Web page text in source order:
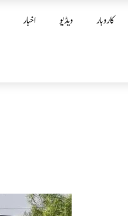
اخبار ویڈیو کاروبار